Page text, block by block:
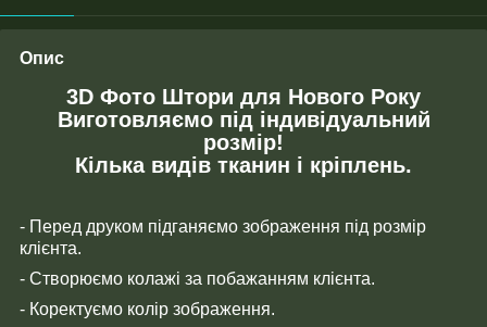
Опис
3D Фото Штори для Нового Року
Виготовляємо під індивідуальний
розмір!
Кілька видів тканин і кріплень.
- Перед друком підганяємо зображення під розмір
клієнта.
- Створюємо колажі за побажанням клієнта.
- Коректуємо колір зображення.